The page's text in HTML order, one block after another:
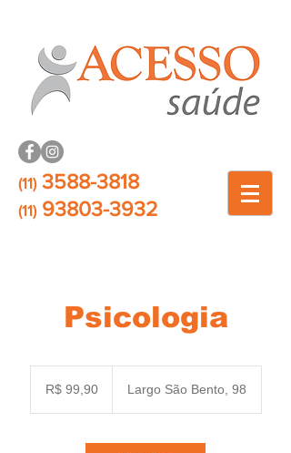
(11)3588-3818
(11)93803-3932
Psicologia
brasileiros
R$ 99,90 Largo São Bento, 98